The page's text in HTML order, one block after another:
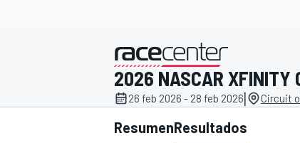
INDYCAR
2026 NASCAR
26 feb 2026 - 28 feb 2026| Circuit
ResumenResultados